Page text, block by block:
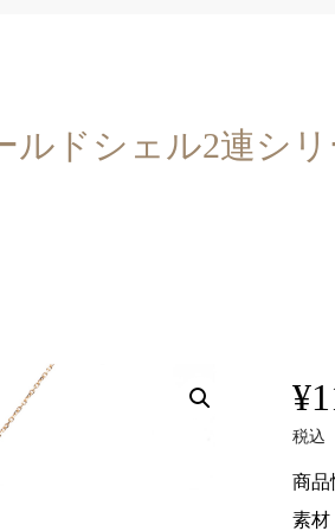
ルドシェル2連シ
¥
税込
商品
素材